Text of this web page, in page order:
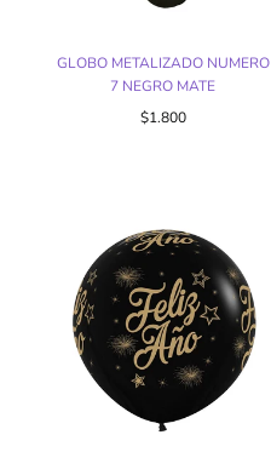
GLOBO METALIZADO NUMERO
7 NEGRO MATE
$1.800